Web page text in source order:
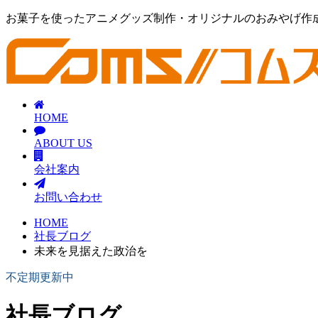
お菓子を使ったアニメグッズ制作・オリジナルのおみやげ作
HOME
ABOUT US
会社案内
お問い合わせ
HOME
社長ブログ
未来を見据えた政治を
不定期更新中